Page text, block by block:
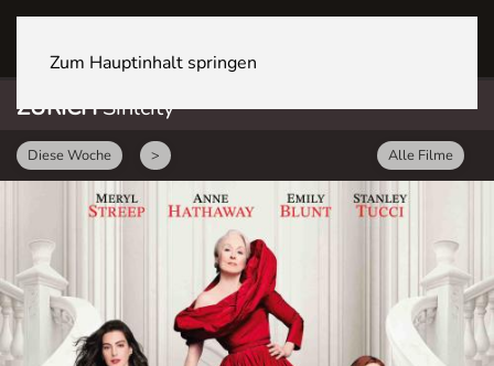
Zum Hauptinhalt springen
ZÜRICHSihlcity
Diese Woche > Alle Filme